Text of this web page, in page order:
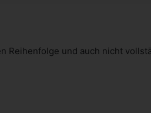
Reihenfolge und auch nicht